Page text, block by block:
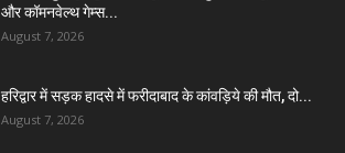
और कॉमनवेल्थ गेम्स...
August 7, 2026
हरिद्वार में सड़क हादसे में फरीदाबाद के कांवड़िये की मौत, दो...
August 7, 2026